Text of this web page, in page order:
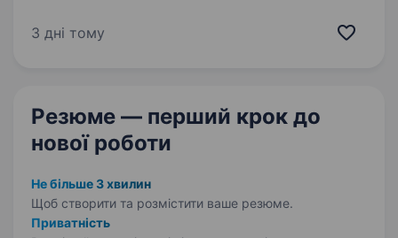
Bob, Chipster’s, Zeffir), є лідером на ринку
3 дні тому
Резюме — перший крок до
нової роботи
Не більше 3 хвилин
Щоб створити та розмістити ваше резюме.
Приватність